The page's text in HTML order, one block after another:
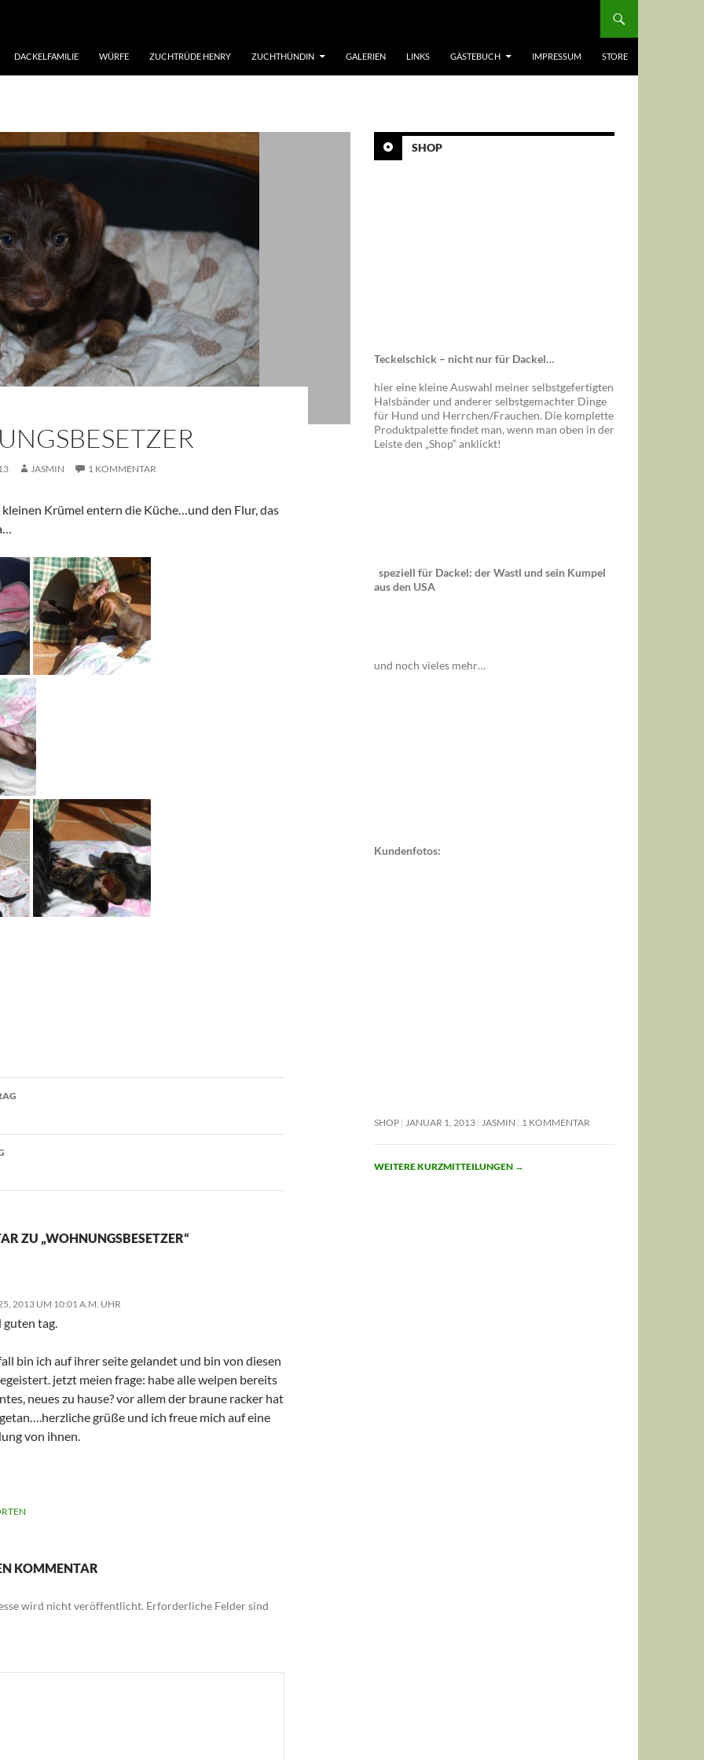
DACKELFAMILIE WÜRFE ZUCHTRÜDE HENRY ZUCHTHÜNDIN GALERIEN LINKS GÄSTEBUCH IMPRESSUM STORE
JASMIN 1 KOMMENTAR
kleinen Krümel entern die Küche…und den Flur, das
ZU „WOHNUNGSBESETZER“
2013 UM 10:01 A.M. UHR
guten tag.
bin ich auf ihrer seite gelandet und bin von diesen
jetzt meien frage: habe alle welpen bereits
neues zu hause? vor allem der braune racker hat
grüße und ich freue mich auf eine
von ihnen.
KOMMENTAR
wird nicht veröffentlicht. Erforderliche Felder sind
SHOP
Teckelschick – nicht nur für Dackel…
hier eine kleine Auswahl meiner selbstgefertigten
Halsbänder und anderer selbstgemachter Dinge
für Hund und Herrchen/Frauchen. Die komplette
Produktpalette findet man, wenn man oben in der
Leiste den „Shop“ anklickt!
speziell für Dackel: der Wastl und sein Kumpel
aus den USA
und noch vieles mehr…
Kundenfotos:
SHOP JANUAR 1, 2013 JASMIN 1 KOMMENTAR
WEITERE KURZMITTEILUNGEN →